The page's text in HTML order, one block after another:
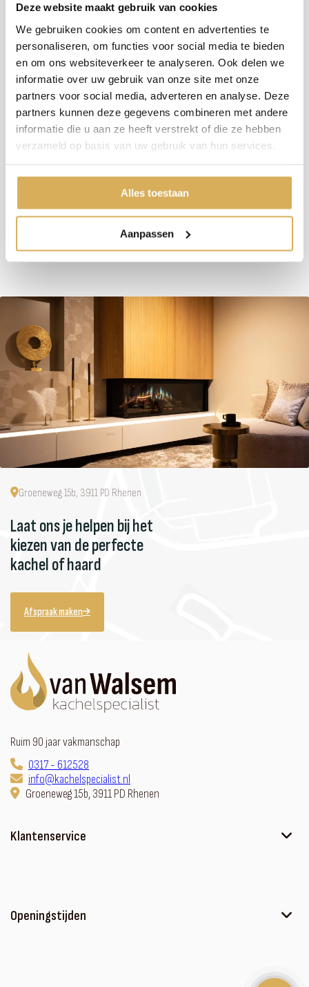
Deze website maakt gebruik van cookies
We gebruiken cookies om content en advertenties te
personaliseren, om functies voor social media te bieden
en om ons websiteverkeer te analyseren. Ook delen we
informatie over uw gebruik van onze site met onze
partners voor social media, adverteren en analyse. Deze
partners kunnen deze gegevens combineren met andere
informatie die u aan ze heeft verstrekt of die ze hebben
verzameld op basis van uw gebruik van hun services.
Alles toestaan
Aanpassen
Neem contact op
Specificaties:
Rendement
81 %
Rookgas afvoerdiameter
Brandstof
Gas
7.5 kW
Maximaal vermogen
10.3 kW
Groeneweg 15b, 3911 PD Rhenen
Laat ons je helpen bij het
kiezen van de perfecte
kachel of haard
Afspraak maken
Ruim 90 jaar vakmanschap
0317 - 612528
info@kachelspecialist.nl
Groeneweg 15b, 3911 PD Rhenen
Klantenservice
Sfeerhaard met meubel
Openingstijden
Op afspraak